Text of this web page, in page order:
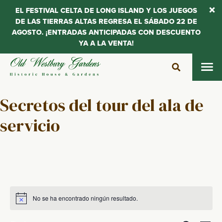
Saltar
Secretos del tour del ala de
servicio
Aviso No se ha encontrado ningún resultado.
EL FESTIVAL CELTA DE LONG ISLAND Y LOS JUEGOS
DE LAS TIERRAS ALTAS REGRESA EL SÁBADO 22 DE
AGOSTO. ¡ENTRADAS ANTICIPADAS CON DESCUENTO
YA A LA VENTA!